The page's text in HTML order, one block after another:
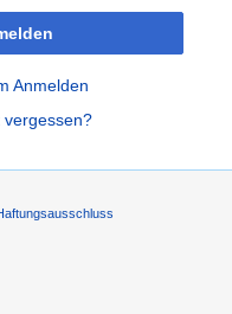
Anmelden
vergessen?